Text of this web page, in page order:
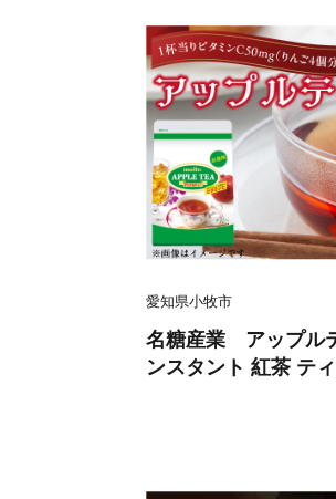
愛知県小牧市
名糖産業 アップル
ンスタント 紅茶 テ
ングセラー 粉末飲